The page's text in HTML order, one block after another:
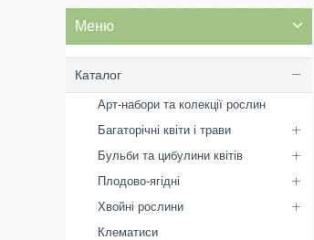
Садова хімія, добрива, інструмент тощо
Каталог
Арт-набори та колекції рослин
Багаторічні квіти і трави
Бульби та цибулини квітів
Плодово-ягідні
Хвойні рослини
Клематиси